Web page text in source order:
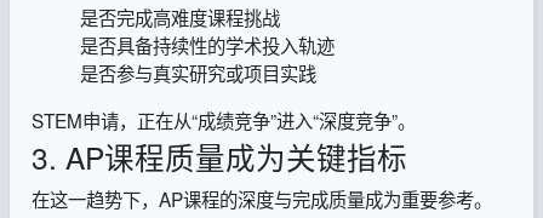
是否完成高难度课程挑战
是否具备持续性的学术投入轨迹
是否参与真实研究或项目实践
STEM申请，正在从“成绩竞争”进入“深度竞争”。
3. AP课程质量成为关键指标
在这一趋势下，AP课程的深度与完成质量成为重要参考。